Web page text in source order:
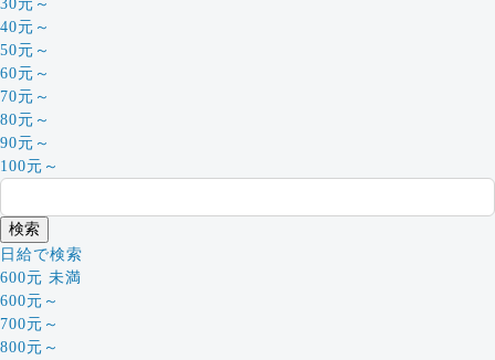
30元～
40元～
50元～
60元～
70元～
80元～
90元～
100元～
日給で検索
600元 未満
600元～
700元～
800元～